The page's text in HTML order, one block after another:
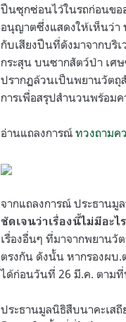
ปืนซุกซ่อนไว้ในรถก่อนขอ
อนุญาตซึ่งแสดงให้เห็นว่า
กับเสียงปืนที่ดังมาจากบริ
กระสุน บนซากสัตว์ป่า เศ
ปรากฏล้วนเป็นพยานวัตถุ
การเพื่อสรุปสำนวนพร้อมค
อ่านแถลงการณ์ ทวงถามค
จากแถลงการณ์ ประธานมู
ชัดเจนว่าเรื่องนี้ไม่มีอะ
เรื่องอื่นๆ ที่มาจากพยานวั
ตรงกัน ดังนั้น หากรองผบ.
ได้ก่อนวันที่ 26 มี.ค. ตาม
ประธานมูลนิธิสืบนาคะเส